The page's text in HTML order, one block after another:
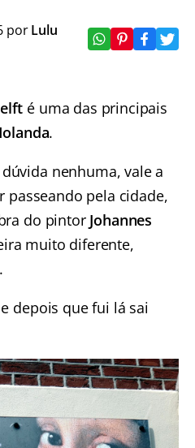
porLulu
é uma das principais
.
nenhuma, vale a
passeando pela cidade,
do pintor Johannes
muito diferente,
depois que fui lá sai